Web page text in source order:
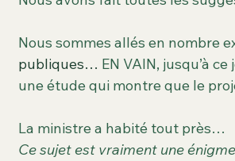
Nous sommes allés en nombre
publiques… EN VAIN, jusqu’à
une étude qui montre que le
La ministre a habité tout près…
Ce sujet est vraiment une